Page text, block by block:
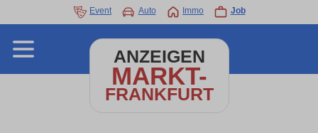
Event Auto Immo Job
ANZEIGEN
MARKT-
FRANKFURT